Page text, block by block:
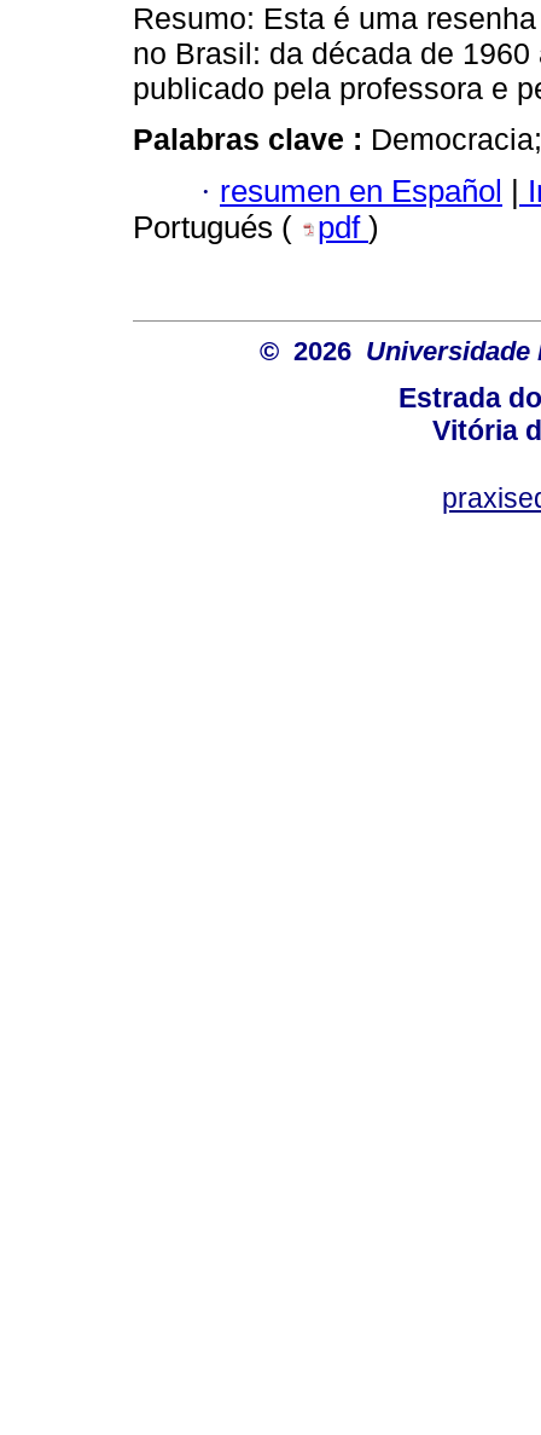
Resumo: Esta é uma
no Brasil: da década de
publicado pela professora e
Palabras clave :
· resumen en Español |
Portugués (
pdf )
© 2026 Universidade
Estrada
Vitória